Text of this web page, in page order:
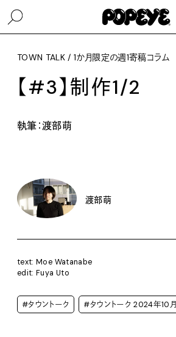
TOWN TALK / 1か月限定の週1寄稿コラム
【#3】制作1/2
執筆：渡部萌
渡部萌
text: Moe Watanabe
edit: Fuya Uto
#タウントーク #タウントーク 2024年10月